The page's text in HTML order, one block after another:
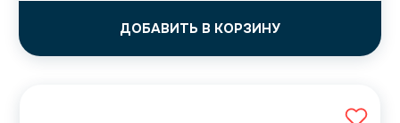
ДОБАВИТЬ В КОРЗИНУ